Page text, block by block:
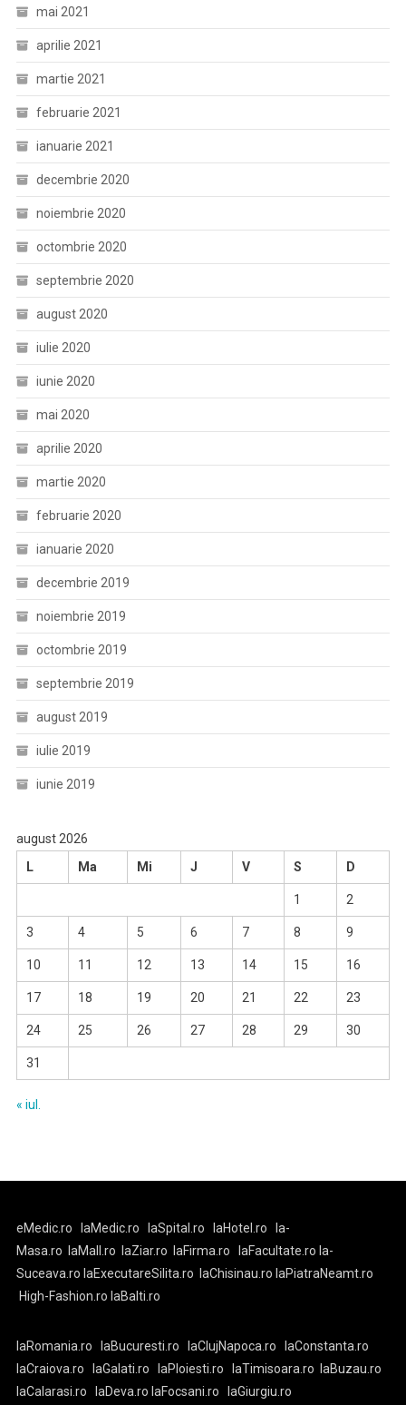
mai 2021
aprilie 2021
martie 2021
februarie 2021
ianuarie 2021
decembrie 2020
noiembrie 2020
octombrie 2020
septembrie 2020
august 2020
iulie 2020
iunie 2020
mai 2020
aprilie 2020
martie 2020
februarie 2020
ianuarie 2020
decembrie 2019
noiembrie 2019
octombrie 2019
septembrie 2019
august 2019
iulie 2019
iunie 2019
august 2026
L
Ma Mi J V S D
1 2
3 4 5 6 7 8 9
10 11 12 13 14 15 16
17 18 19 20 21 22 23
24 25 26 27 28 29 30
31
« iul.
eMedic.ro laMedic.ro laSpital.ro laHotel.ro
la-
Masa.ro
laMall.ro laZiar.ro laFirma.ro laFacultate.ro la-
Suceava.ro laExecutareSilita.ro laChisinau.ro laPiatraNeamt.ro
High-Fashion.ro laBalti.ro
laRomania.ro laBucuresti.ro laClujNapoca.ro
laConstanta.ro
laCraiova.ro
laGalati.ro laPloiesti.ro laTimisoara.ro
laBuzau.ro
laCalarasi.ro
laDeva.ro laFocsani.ro laGiurgiu.ro